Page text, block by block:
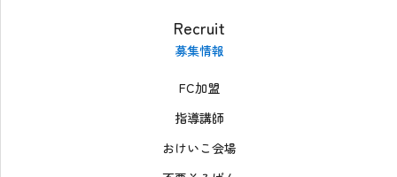
Recruit
募集情報
FC加盟
指導講師
おけいこ会場